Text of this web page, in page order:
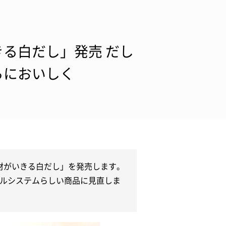
白だし」発売 だし
おいしく
いきる白だし」を発売します。
システムらしい商品に見直しま